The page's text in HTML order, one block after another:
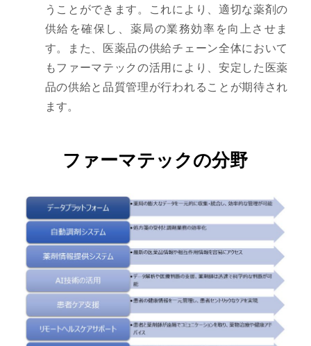
うことができます。これにより、適切な薬剤の
供給を確保し、薬局の業務効率を向上させま
す。また、医薬品の供給チェーン全体において
もファーマテックの活用により、安定した医薬
品の供給と品質管理が行われることが期待され
ます。
ファーマテックの分野